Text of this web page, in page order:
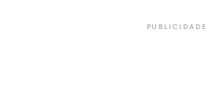
PUBLICIDADE